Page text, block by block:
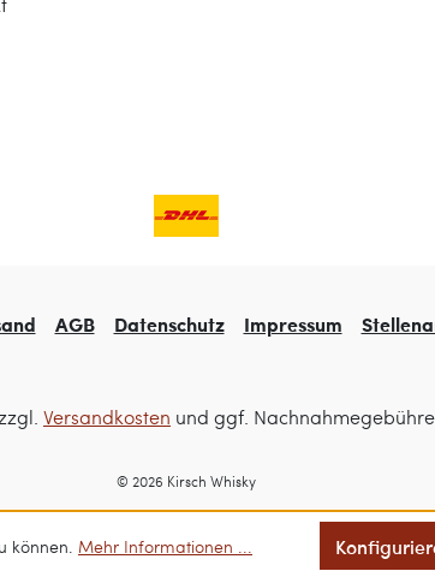
AGB Datenschutz Impressum
Versandkosten und ggf.
© 2026 Kirsch Whisky
können. Mehr Informationen ...